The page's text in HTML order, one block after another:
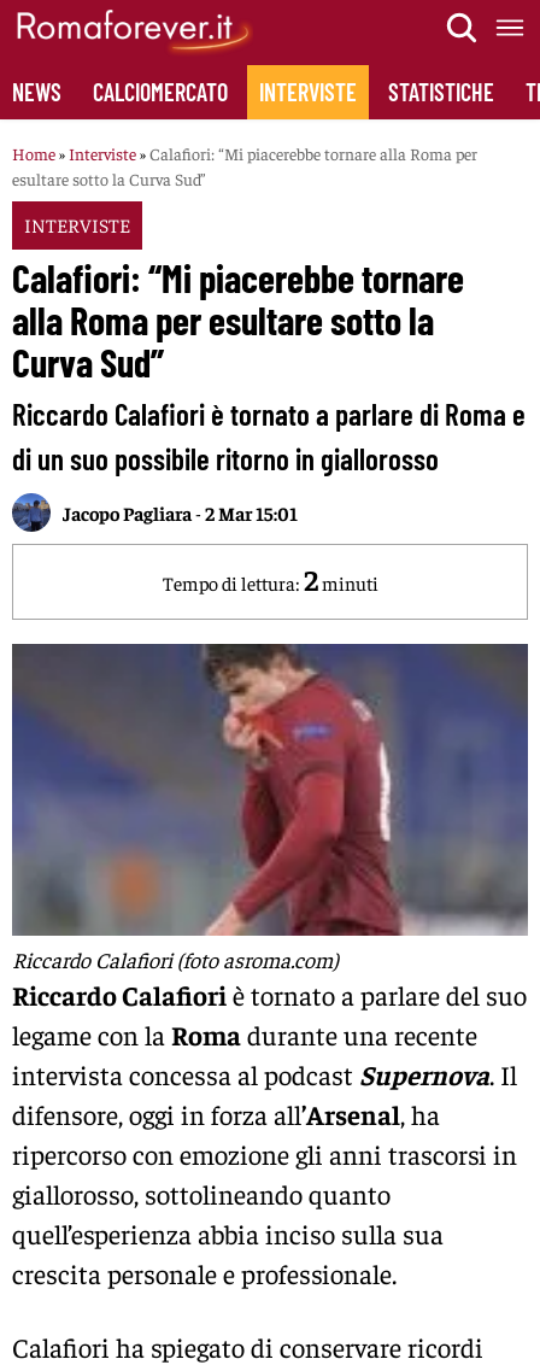
Skip
content
NEWS CALCIOMERCATO INTERVISTE STATISTICHE
Home»Interviste»Calafiori: “Mi piacerebbe tornare alla Roma per
esultare sotto la Curva Sud”
INTERVISTE
Calafiori: “Mi piacerebbe tornare
alla Roma per esultare sotto la
Curva Sud”
Riccardo Calafiori è tornato a parlare di Roma e
di un suo possibile ritorno in giallorosso
Jacopo Pagliara -2 Mar 15:01
Tempo di lettura: 2minuti
Riccardo Calafiori (foto asroma.com)
Riccardo Calafioriè tornato a parlare del suo
legame con la Romadurante una recente
intervista concessa al podcast Supernova. Il
difensore, oggi in forza all’Arsenal, ha
ripercorso con emozione gli anni trascorsi in
giallorosso, sottolineando quanto
quell’esperienza abbia inciso sulla sua
crescita personale e professionale.
Calafiori ha spiegato di conservare ricordi